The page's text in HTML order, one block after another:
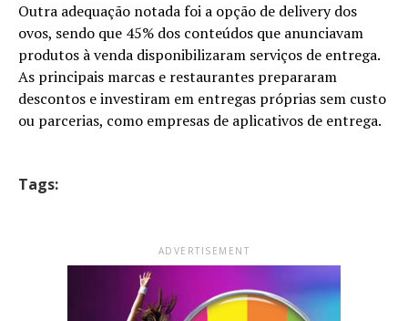
Outra adequação notada foi a opção de delivery dos
ovos, sendo que 45% dos conteúdos que anunciavam
produtos à venda disponibilizaram serviços de entrega.
As principais marcas e restaurantes prepararam
descontos e investiram em entregas próprias sem custo
ou parcerias, como empresas de aplicativos de entrega.
Tags:
ADVERTISEMENT